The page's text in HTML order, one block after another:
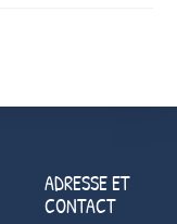
ADRESSE ET
CONTACT